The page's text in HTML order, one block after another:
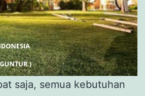
saja, semua kebutuhan